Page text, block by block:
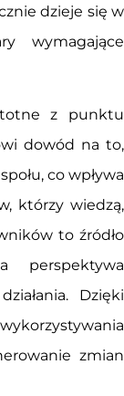
dzieje się w
wymagające
z punktu
dowód na to,
co wpływa
którzy wiedzą,
to źródło
perspektywa
Dzięki
zmian